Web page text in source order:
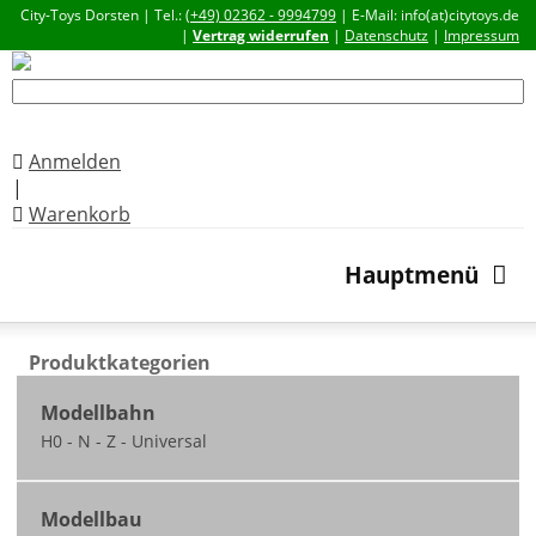
City-Toys Dorsten | Tel.:(+49) 02362 - 9994799 | E-Mail: info(at)citytoys.de
| Vertrag widerrufen | Datenschutz | Impressum
Anmelden
|
Warenkorb
Hauptmenü
Produktkategorien
Modellbahn
H0 - N - Z - Universal
Neuheiten
Modellbau